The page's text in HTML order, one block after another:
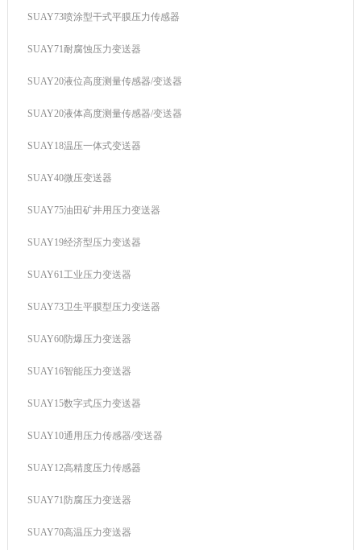
SUAY73喷涂型干式平膜压力传感器
SUAY71耐腐蚀压力变送器
SUAY20液位高度测量传感器/变送器
SUAY20液体高度测量传感器/变送器
SUAY18温压一体式变送器
SUAY40微压变送器
SUAY75油田矿井用压力变送器
SUAY19经济型压力变送器
SUAY61工业压力变送器
SUAY73卫生平膜型压力变送器
SUAY60防爆压力变送器
SUAY16智能压力变送器
SUAY15数字式压力变送器
SUAY10通用压力传感器/变送器
SUAY12高精度压力传感器
SUAY71防腐压力变送器
SUAY70高温压力变送器